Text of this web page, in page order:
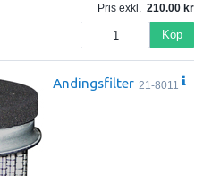
Pris exkl. 210.00
Köp
Andingsfilter 21-8011